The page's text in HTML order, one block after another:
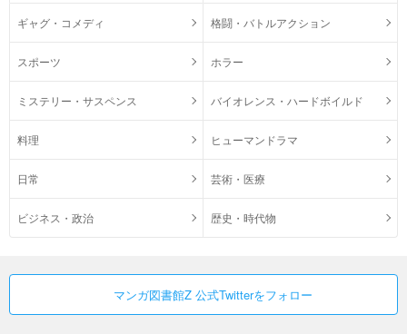
ギャグ・コメディ 格闘・バトルアクション
スポーツ ホラー
ミステリー・サスペンス バイオレンス・ハードボイルド
料理 ヒューマンドラマ
日常 芸術・医療
ビジネス・政治 歴史・時代物
マンガ図書館Z 公式Twitterをフォロー